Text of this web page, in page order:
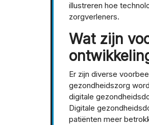
illustreren hoe
zorgverleners.
Wat zijn
Er zijn diverse
gezondheidszorg
digitale
Digitale
patiënten meer